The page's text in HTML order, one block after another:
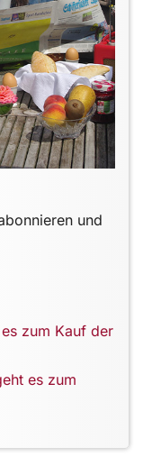
und
zum Kauf der
es zum